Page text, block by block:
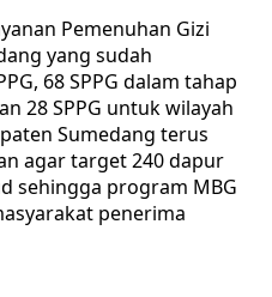
Pemenuhan Gizi
yang sudah
68 SPPG dalam tahap
28 SPPG untuk wilayah
Sumedang terus
agar target 240 dapur
sehingga program MBG
penerima